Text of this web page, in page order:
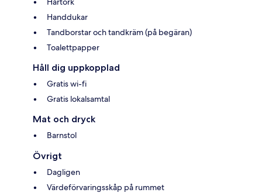
Handdukar
Tandborstar och tandkräm (på begäran)
Toalettpapper
Håll dig uppkopplad
Gratis wi-fi
Gratis lokalsamtal
Mat och dryck
Barnstol
Övrigt
Dagligen
Värdeförvaringsskåp på rummet